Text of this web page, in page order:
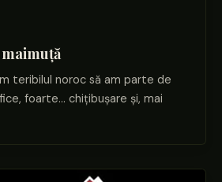
teribilul noroc să am parte de
foarte… chițibușare și, mai